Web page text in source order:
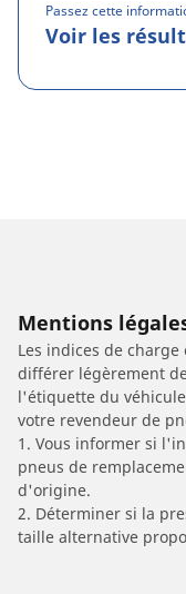
Passez cette
Voir les
Mentions
Les indices de
différer légèrement
l'étiquette du
votre revendeur de
1. Vous informer si
pneus de
d'origine.
2. Déterminer si la
taille alternative